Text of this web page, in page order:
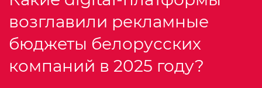
возглавили рекламные
бюджеты белорусских
компаний в 2025 году?